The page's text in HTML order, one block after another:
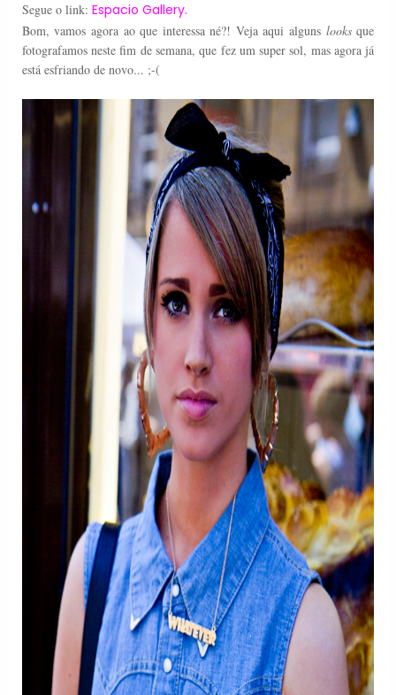
Segue o link: Espacio Gallery.
Bom, vamos agora ao que interessa né?! Veja aqui alguns looksque
fotografamos neste fim de semana, que fez um super sol, mas agora já
está esfriando de novo... ;-(